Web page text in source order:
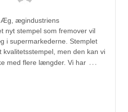
Æg, ægindustriens
nyt stempel som fremover vil
i supermarkederne. Stemplet
men den kan vi
med flere længder. Vi har …